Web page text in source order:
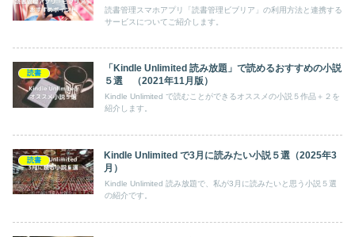
読書管理スマホアプリ「読書管理ビブリア」の利用方法と連携する
サービスについてご紹介します。
読書
「Kindle Unlimited 読み放題」で読めるおすすめの小説
５選 （2021年11月版）
Kindle Unlimited で読むことができるオススメの小説５作品＋２を
紹介します。
読書
Kindle Unlimited で3月に読みたい小説５選（2025年3
月）
Kindle Unlimited 読み放題で、私が3月に読みたいと思う小説５選
の紹介です。